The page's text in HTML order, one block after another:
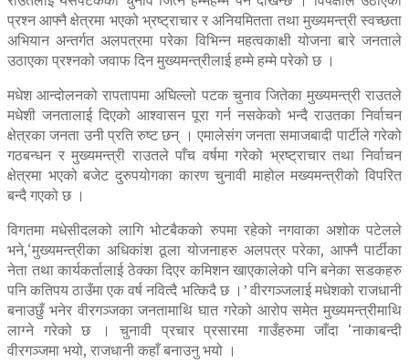
प्रश्न आफ्नै क्षेत्रमा भएको भ्रष्ट्राचार र अनियमितता तथा मुख्यमन्त्री स्वच्छता
अभियान अन्तर्गत अलपत्रमा परेका विभिन्न महत्वकाक्षी योजना बारे जनताले
उठाएका प्रश्नको जवाफ दिन मुख्यमन्त्रीलाई हम्मे हम्मे परेको छ ।
मधेश आन्दोलनको रापतापमा अघिल्लो पटक चुनाव जितेका मुख्यमन्त्री राउतले
मधेशी जनतालाई दिएको आश्वासन पूरा गर्न नसकेको भन्दै राउतका निर्वाचन
क्षेत्रका जनता उनी प्रति रुष्ट छन् । एमालेसंग जनता समाजबादी पार्टीले गरेको
गठबन्धन र मुख्यमन्त्री राउतले पाँच वर्षमा गरेको भ्रष्ट्राचार तथा निर्वाचन
क्षेत्रमा भएको बजेट दुरुपयोगका कारण चुनावी माहोल मख्यमन्त्रीको विपरित
बन्दै गएको छ ।
विगतमा मधेसीदलको लागि भोटबैकको रुपमा रहेको नगवाका अशोक पटेलले
भने,‘मुख्यमन्त्रीका अधिकांश ठूला योजनाहरु अलपत्र परेका, आफ्नै पार्टीका
नेता तथा कार्यकर्तालाई ठेक्का दिएर कमिशन खाएकालेको पनि बनेका सडकहरु
पनि कतिपय ठाउँमा एक वर्ष नवित्दै भत्किदै छ ।’ वीरगञ्जलाई मधेशको राजधानी
बनाउछुँ भनेर वीरगञ्जका जनतामाथि घात गरेको आरोप समेत मुख्यमन्त्रीमाथि
लाग्ने गरेको छ । चुनावी प्रचार प्रसारमा गाउँहरुमा जाँदा ‘नाकाबन्दी
वीरगञ्जमा भयो, राजधानी कहाँ बनाउनु भयो ।